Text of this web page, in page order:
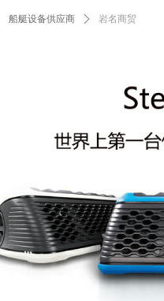
船艇设备供应商 ꄲ 岩名商贸